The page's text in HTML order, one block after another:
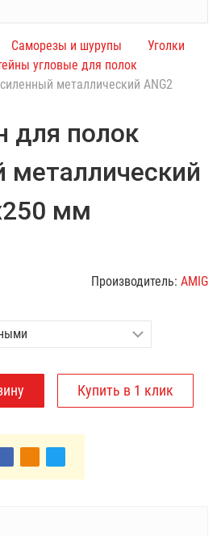
Саморезы и шурупы
Уголки
угловые для полок
металлический ANG2
для полок
металлический
мм
Производитель: AMIG